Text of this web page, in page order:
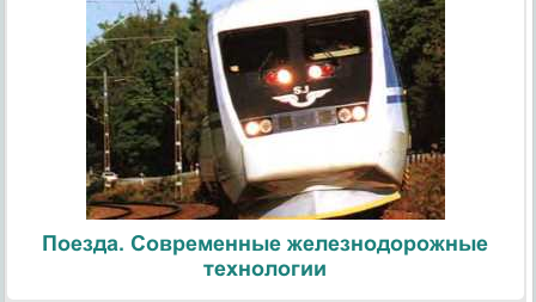
Поезда. Современные железнодорожные
технологии